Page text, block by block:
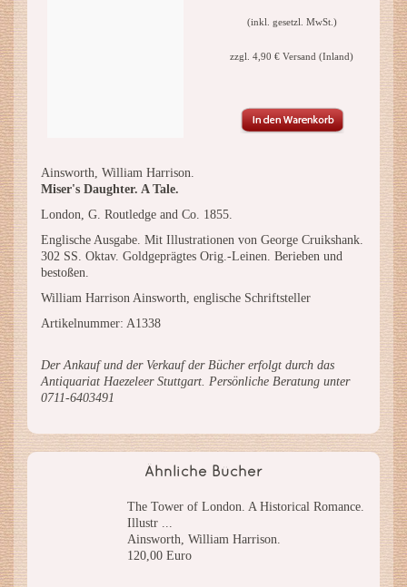
(inkl. gesetzl. MwSt.)
zzgl. 4,90 € Versand (Inland)
Ainsworth, William Harrison.
Miser's Daughter. A Tale.
London, G. Routledge and Co. 1855.
Englische Ausgabe. Mit Illustrationen von George Cruikshank.
302 SS. Oktav. Goldgeprägtes Orig.-Leinen. Berieben und
bestoßen.
William Harrison Ainsworth, englische Schriftsteller
Artikelnummer: A1338
Der Ankauf und der Verkauf der Bücher erfolgt durch das
Antiquariat Haezeleer Stuttgart. Persönliche Beratung unter
0711-6403491
Ähnliche Bücher
The Tower of London. A Historical Romance.
Illustr ...
Ainsworth, William Harrison.
120,00 Euro